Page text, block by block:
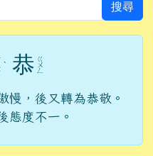
搜尋
ˋ 恭 ㄍ
ㄨ
ㄥ
慢，後又轉為恭敬。
態度不一。